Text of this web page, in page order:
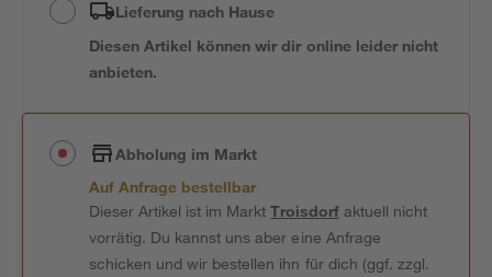
Lieferung nach Hause
Diesen Artikel können wir dir online leider nicht
anbieten.
Abholung im Markt
Auf Anfrage bestellbar
Dieser Artikel ist im MarktTroisdorfaktuell nicht
vorrätig. Du kannst uns aber eine Anfrage
schicken und wir bestellen ihn für dich (ggf. zzgl.